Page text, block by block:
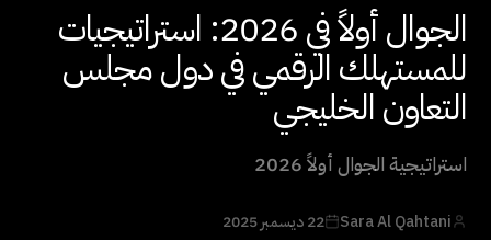
الجوال أولاً في 2026: استراتيجيات
للمستهلك الرقمي في دول مجلس
التعاون الخليجي
استراتيجية الجوال أولاً 2026
Sara Al Qahtani 22 ديسمبر 2025